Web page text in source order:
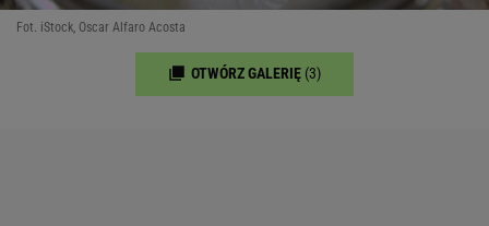
Fot. iStock, Oscar Alfaro Acosta
OTWÓRZ GALERIĘ (3)